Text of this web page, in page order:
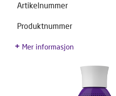
Artikelnummer
Produktnummer
Mer informasjon